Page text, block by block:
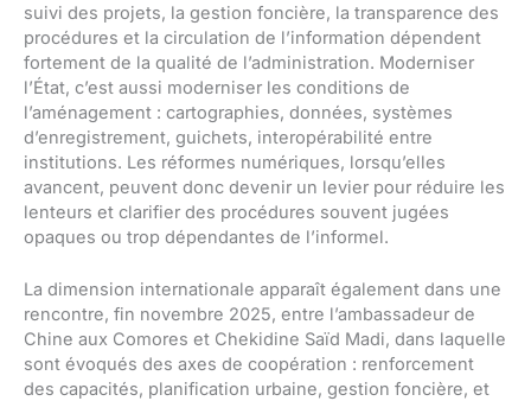
suivi des projets, la gestion foncière, la transparence des
procédures et la circulation de l’information dépendent
fortement de la qualité de l’administration. Moderniser
l’État, c’est aussi moderniser les conditions de
l’aménagement : cartographies, données, systèmes
d’enregistrement, guichets, interopérabilité entre
institutions. Les réformes numériques, lorsqu’elles
avancent, peuvent donc devenir un levier pour réduire les
lenteurs et clarifier des procédures souvent jugées
opaques ou trop dépendantes de l’informel.
La dimension internationale apparaît également dans une
rencontre, fin novembre 2025, entre l’ambassadeur de
Chine aux Comores et Chekidine Saïd Madi, dans laquelle
sont évoqués des axes de coopération : renforcement
des capacités, planification urbaine, gestion foncière, et